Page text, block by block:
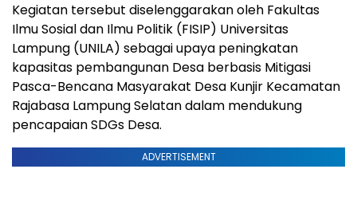
Kegiatan tersebut diselenggarakan oleh Fakultas
Ilmu Sosial dan Ilmu Politik (FISIP) Universitas
Lampung (UNILA) sebagai upaya peningkatan
kapasitas pembangunan Desa berbasis Mitigasi
Pasca-Bencana Masyarakat Desa Kunjir Kecamatan
Rajabasa Lampung Selatan dalam mendukung
pencapaian SDGs Desa.
ADVERTISEMENT